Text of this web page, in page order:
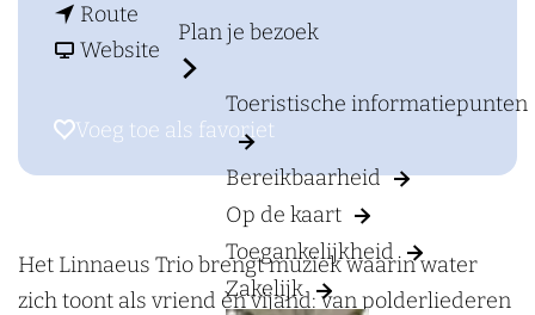
Plan je bezoek
Toeristische informatiepunten
Bereikbaarheid
Op de kaart
Toegankelijkheid
Zakelijk
a
s
o
Route
a
r
e
r
Website
n
e
r
Voeg toe als favoriet
Voeg toe als favoriet
Het Linnaeus Trio brengt muziek waarin water
zich toont als vriend èn vijand: van polderliederen